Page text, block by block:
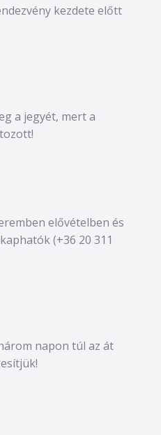
kezdete előtt
a jegyét, mert a
elővételben és
(+36 20 311
napon túl az át